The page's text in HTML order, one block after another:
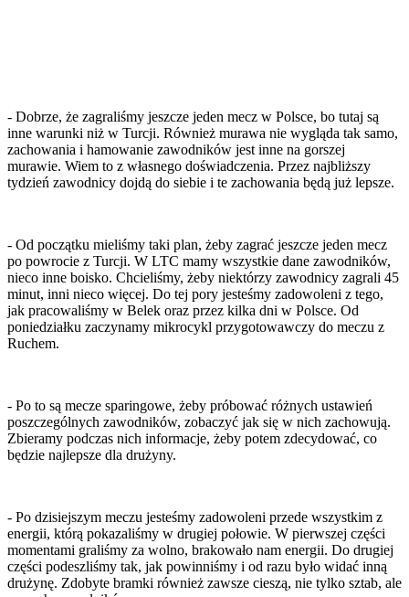
- Dobrze, że zagraliśmy jeszcze jeden mecz w Polsce, bo tutaj są
inne warunki niż w Turcji. Również murawa nie wygląda tak samo,
zachowania i hamowanie zawodników jest inne na gorszej
murawie. Wiem to z własnego doświadczenia. Przez najbliższy
tydzień zawodnicy dojdą do siebie i te zachowania będą już lepsze.
- Od początku mieliśmy taki plan, żeby zagrać jeszcze jeden mecz
po powrocie z Turcji. W LTC mamy wszystkie dane zawodników,
nieco inne boisko. Chcieliśmy, żeby niektórzy zawodnicy zagrali 45
minut, inni nieco więcej. Do tej pory jesteśmy zadowoleni z tego,
jak pracowaliśmy w Belek oraz przez kilka dni w Polsce. Od
poniedziałku zaczynamy mikrocykl przygotowawczy do meczu z
Ruchem.
- Po to są mecze sparingowe, żeby próbować różnych ustawień
poszczególnych zawodników, zobaczyć jak się w nich zachowują.
Zbieramy podczas nich informacje, żeby potem zdecydować, co
będzie najlepsze dla drużyny.
- Po dzisiejszym meczu jesteśmy zadowoleni przede wszystkim z
energii, którą pokazaliśmy w drugiej połowie. W pierwszej części
momentami graliśmy za wolno, brakowało nam energii. Do drugiej
części podeszliśmy tak, jak powinniśmy i od razu było widać inną
drużynę. Zdobyte bramki również zawsze cieszą, nie tylko sztab, ale